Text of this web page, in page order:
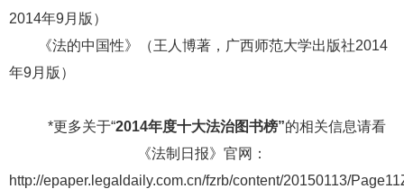
2014年9月版）
《法的中国性》（王人博著，广西师范大学出版社2014
年9月版）
*更多关于“2014年度十大法治图书榜”的相关信息请看
《法制日报》官网：
http://epaper.legaldaily.com.cn/fzrb/content/20150113/